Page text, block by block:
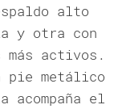
alto
y otra con
más activos.
pie metálico
acompaña el